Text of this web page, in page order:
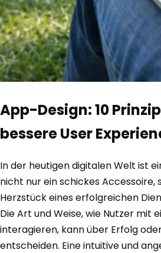
App-Design: 10
bessere User
In der heutigen digitalen Welt ist
nicht nur ein schickes Accessoire,
Herzstück eines erfolgreichen
Die Art und Weise, wie Nutzer mit
interagieren, kann über Erfolg
entscheiden. Eine intuitive und